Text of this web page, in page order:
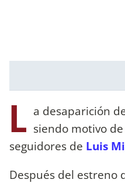
L a desaparición
siendo motivo
seguidores de Luis
Después del estreno